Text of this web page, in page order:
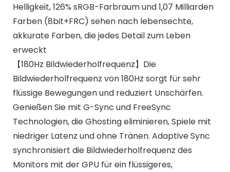
Helligkeit, 126% sRGB-Farbraum und 1,07 Milliarden
Farben (8bit+FRC) sehen nach lebensechte,
akkurate Farben, die jedes Detail zum Leben
erweckt
【180Hz Bildwiederholfrequenz】Die
Bildwiederholfrequenz von 180Hz sorgt für sehr
flüssige Bewegungen und reduziert Unschärfen.
Genießen Sie mit G-Sync und FreeSync
Technologien, die Ghosting eliminieren, Spiele mit
niedriger Latenz und ohne Tränen. Adaptive Sync
synchronisiert die Bildwiederholfrequenz des
Monitors mit der GPU für ein flüssigeres,